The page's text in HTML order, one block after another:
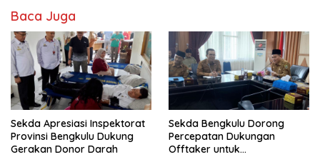
Baca Juga
Sekda Apresiasi Inspektorat
Provinsi Bengkulu Dukung
Gerakan Donor Darah
Sekda Bengkulu Dorong
Percepatan Dukungan
Offtaker untuk